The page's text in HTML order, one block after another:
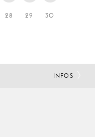
28 29 30
INFOS